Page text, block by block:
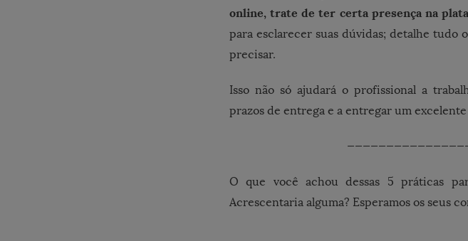
online, trate de ter certa presença na
para esclarecer suas dúvidas; detalhe tudo
precisar.
Isso não só ajudará o profissional a
prazos de entrega e a entregar um
O que você achou dessas 5 práticas
Acrescentaria alguma? Esperamos os seus